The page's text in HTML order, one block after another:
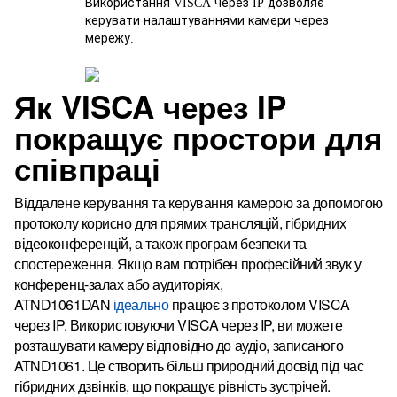
VISCA IP
керувати налаштуваннями камери через
мережу
Як VISCA через IP
покращує простори для
співпраці
Віддалене керування та керування камерою за допомогою
протоколу корисно для прямих трансляцій, гібридних
відеоконференцій, а також програм безпеки та
спостереження. Якщо вам потрібен професійний звук у
конференц-залах або аудиторіях,
ATND1061DAN ідеальнопрацює з протоколом VISCA
через IP. Використовуючи VISCA через IP, ви можете
розташувати камеру відповідно до аудіо, записаного
ATND1061. Це створить більш природний досвід під час
гібридних дзвінків, що покращує рівність зустрічей.